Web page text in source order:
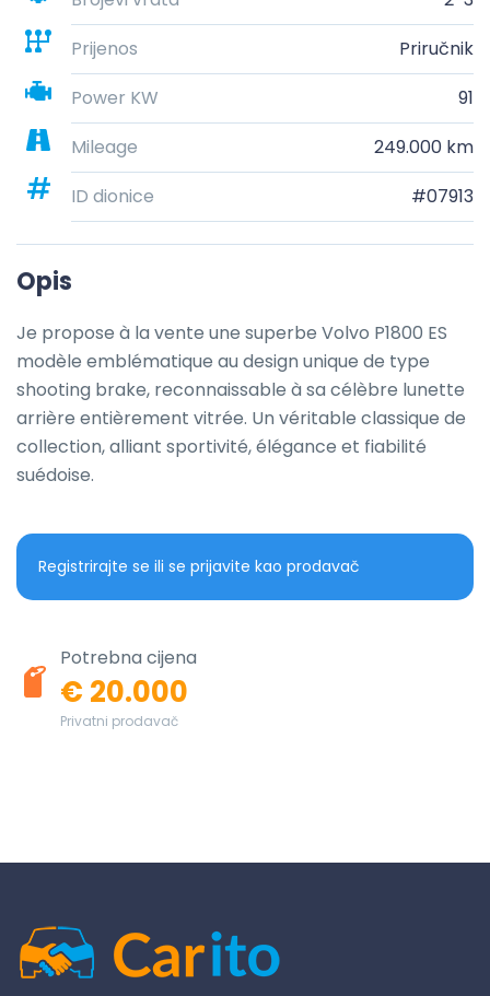
Prijenos
Priručnik
Power KW
91
Mileage
249.000 km
ID dionice
#07913
Opis
Je propose à la vente une superbe Volvo P1800 ES
modèle emblématique au design unique de type
shooting brake, reconnaissable à sa célèbre lunette
arrière entièrement vitrée. Un véritable classique de
collection, alliant sportivité, élégance et fiabilité
suédoise.
Registrirajte se ili se prijavite kao prodavač
Potrebna cijena
€ 20.000
Privatni prodavač